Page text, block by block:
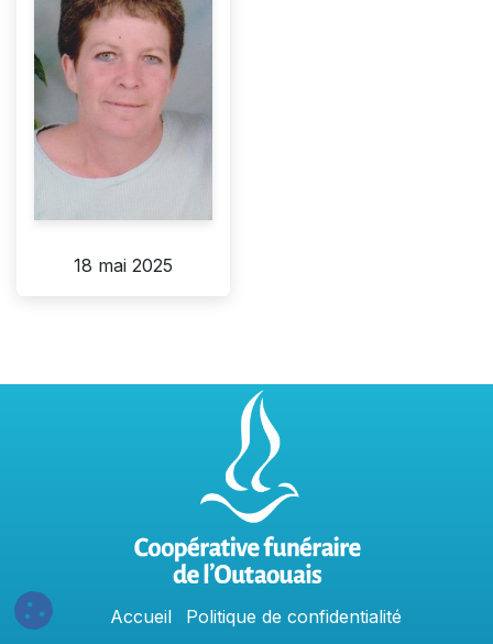
18 mai 2025
Accue​il Politique​​ de confidentialit​é